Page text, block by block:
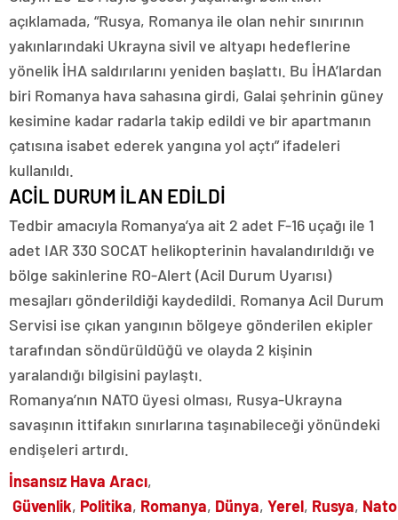
açıklamada, “Rusya, Romanya ile olan nehir sınırının
yakınlarındaki Ukrayna sivil ve altyapı hedeflerine
yönelik İHA saldırılarını yeniden başlattı. Bu İHA’lardan
biri Romanya hava sahasına girdi, Galai şehrinin güney
kesimine kadar radarla takip edildi ve bir apartmanın
çatısına isabet ederek yangına yol açtı” ifadeleri
kullanıldı.
ACİL DURUM İLAN EDİLDİ
Tedbir amacıyla Romanya’ya ait 2 adet F-16 uçağı ile 1
adet IAR 330 SOCAT helikopterinin havalandırıldığı ve
bölge sakinlerine RO-Alert (Acil Durum Uyarısı)
mesajları gönderildiği kaydedildi. Romanya Acil Durum
Servisi ise çıkan yangının bölgeye gönderilen ekipler
tarafından söndürüldüğü ve olayda 2 kişinin
yaralandığı bilgisini paylaştı.
Romanya’nın NATO üyesi olması, Rusya-Ukrayna
savaşının ittifakın sınırlarına taşınabileceği yönündeki
endişeleri artırdı.
İnsansız Hava Aracı,
Güvenlik, Politika, Romanya, Dünya, Yerel, Rusya, Nato